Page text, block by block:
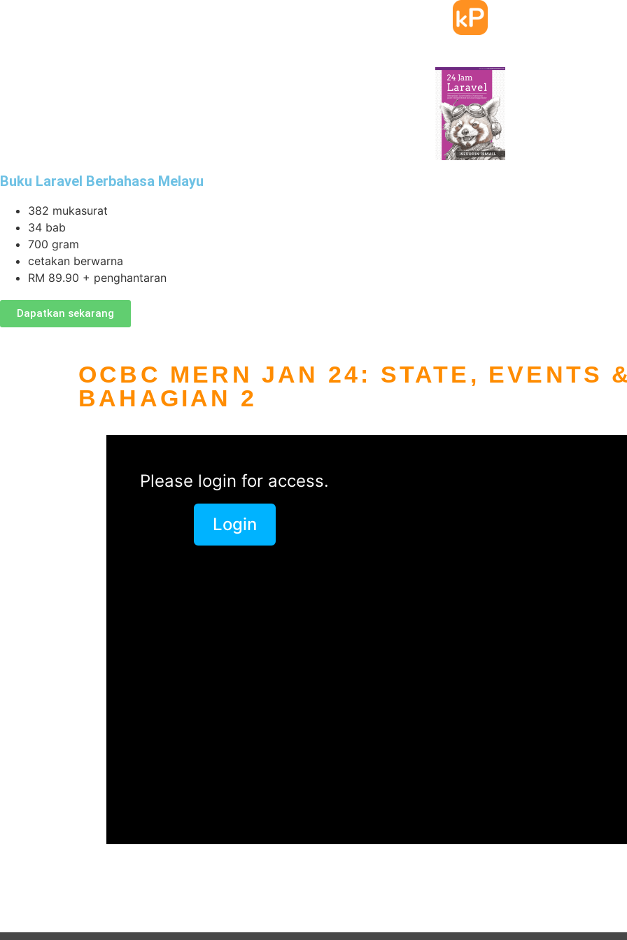
Buku Laravel Berbahasa Melayu
382 mukasurat
34 bab
700 gram
cetakan berwarna
RM 89.90 + penghantaran
Dapatkan sekarang
OCBC MERN JAN 24: STATE, EVENTS
BAHAGIAN 2
Please login for access.
Login